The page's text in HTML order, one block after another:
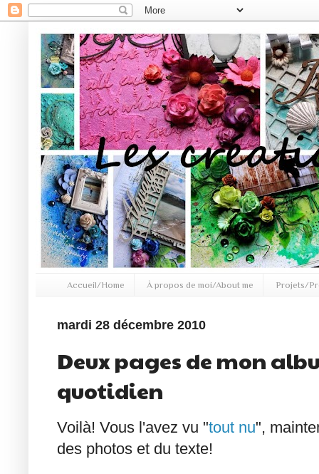
Accueil/Home À propos de moi/About me Projets/
mardi 28 décembre 2010
Deux pages de mon
quotidien
Voilà! Vous l'avez vu "tout nu",
des photos et du texte!